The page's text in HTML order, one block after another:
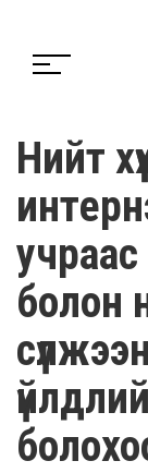
Нийт
болон